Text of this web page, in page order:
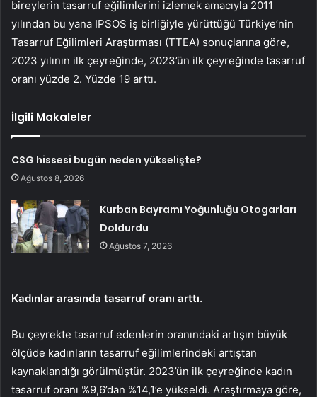
bireylerin tasarruf eğilimlerini izlemek amacıyla 2011
yılından bu yana IPSOS iş birliğiyle yürüttüğü Türkiye’nin
Tasarruf Eğilimleri Araştırması (TTEA) sonuçlarına göre,
2023 yılının ilk çeyreğinde, 2023’ün ilk çeyreğinde tasarruf
oranı yüzde 2. Yüzde 19 arttı.
İlgili Makaleler
CSG hissesi bugün neden yükselişte?
Ağustos 8, 2026
Kurban Bayramı Yoğunluğu Otogarları
Doldurdu
Ağustos 7, 2026
Kadınlar arasında tasarruf oranı arttı.
Bu çeyrekte tasarruf edenlerin oranındaki artışın büyük
ölçüde kadınların tasarruf eğilimlerindeki artıştan
kaynaklandığı görülmüştür. 2023’ün ilk çeyreğinde kadın
tasarruf oranı %9,6’dan %14,1’e yükseldi. Araştırmaya göre,